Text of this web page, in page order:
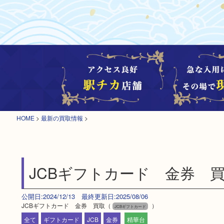
HOME > 最新の買取情報 >
JCBギフトカード 金券
公開日:2024/12/13 最終更新日:2025/08/06
JCBギフトカード 金券 買取（ JCBギフトカード
）
全て
ギフトカード JCB 金券 精華台